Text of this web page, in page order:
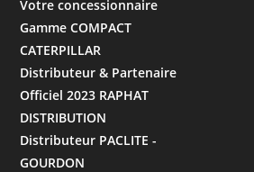
Votre concessionnaire
Gamme COMPACT
CATERPILLAR
Distributeur & Partenaire
Officiel 2023 RAPHAT
DISTRIBUTION
Distributeur PACLITE -
GOURDON